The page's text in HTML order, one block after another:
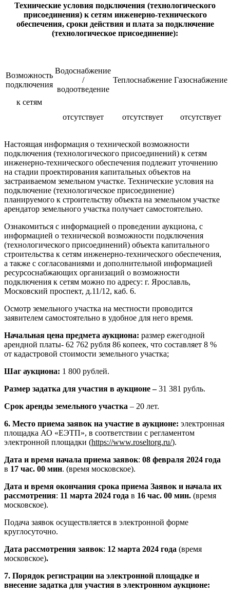
Технические условия подключения (технологического
присоединения) к сетям инженерно-технического
обеспечения, сроки действия и плата за подключение
(технологическое присоединение):
Возможность
подключения
к сетям
Водоснабжение
/
водоотведение
Теплоснабжение Газоснабжение
отсутствует отсутствует отсутствует
Настоящая информация о технической возможности
подключения (технологического присоединений) к сетям
инженерно-технического обеспечения подлежит уточнению
на стадии проектирования капитальных объектов на
застраиваемом земельном участке. Технические условия на
подключение (технологическое присоединение)
планируемого к строительству объекта на земельном участке
арендатор земельного участка получает самостоятельно.
Ознакомиться с информацией о проведении аукциона, с
информацией о технической возможности подключения
(технологического присоединений) объекта капитального
строительства к сетям инженерно-технического обеспечения,
а также с согласованиями и дополнительной информацией
ресурсоснабжающих организаций о возможности
подключения к сетям можно по адресу: г. Ярославль,
Московский проспект, д.11/12, каб. 6.
Осмотр земельного участка на местности проводится
заявителем самостоятельно в удобное для него время.
Начальная цена предмета аукциона: размер ежегодной
арендной платы- 62 762 рубля 86 копеек, что составляет 8 %
от кадастровой стоимости земельного участка;
Шаг аукциона: 1 800 рублей.
Размер задатка для участия в аукционе –31 381 рубль.
Срок аренды земельного участка – 20 лет.
6. Место приема заявок на участие в аукционе: электронная
площадка АО «ЕЭТП», в соответствии с регламентом
электронной площадки (https://www.roseltorg.ru/).
Дата и время начала приема заявок: 08 февраля 2024 года
в 17 час. 00 мин. (время московское).
Дата и время окончания срока приема Заявок и начала их
рассмотрения: 11 марта 2024 года в 16 час. 00 мин. (время
московское).
Подача заявок осуществляется в электронной форме
круглосуточно.
Дата рассмотрения заявок: 12 марта 2024 года (время
московское).
7. Порядок регистрации на электронной площадке и
внесение задатка для участия в электронном аукционе: